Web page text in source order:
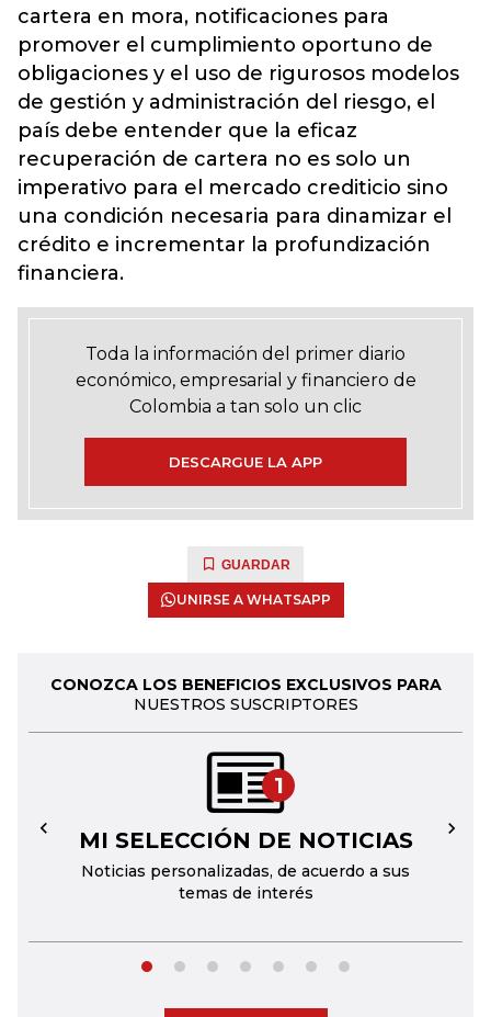
cartera en mora, notificaciones para
promover el cumplimiento oportuno de
obligaciones y el uso de rigurosos modelos
de gestión y administración del riesgo, el
país debe entender que la eficaz
recuperación de cartera no es solo un
imperativo para el mercado crediticio sino
una condición necesaria para dinamizar el
crédito e incrementar la profundización
financiera.
Toda la información del primer diario
económico, empresarial y financiero de
Colombia a tan solo un clic
DESCARGUE LA APP
GUARDAR
UNIRSE A WHATSAPP
CONOZCA LOS BENEFICIOS EXCLUSIVOS PARA
NUESTROS SUSCRIPTORES
1
MI SELECCIÓN DE NOTICIAS
Noticias personalizadas, de acuerdo a sus
temas de interés
← →